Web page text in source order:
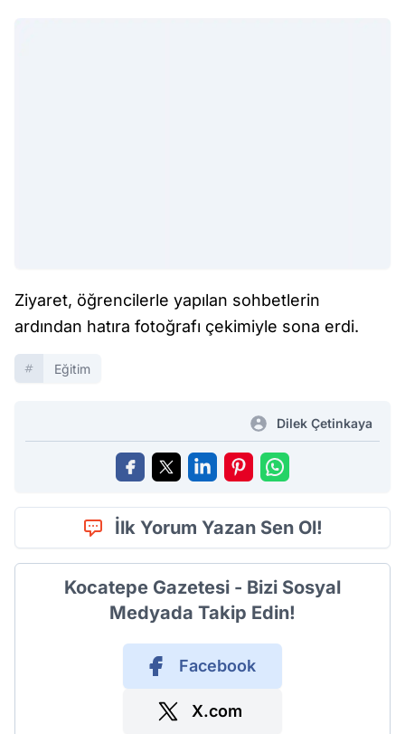
Ziyaret, öğrencilerle yapılan sohbetlerin
ardından hatıra fotoğrafı çekimiyle sona erdi.
Eğitim
Dilek Çetinkaya
İlk Yorum Yazan Sen Ol!
Kocatepe Gazetesi - Bizi Sosyal
Medyada Takip Edin!
Facebook
X.com